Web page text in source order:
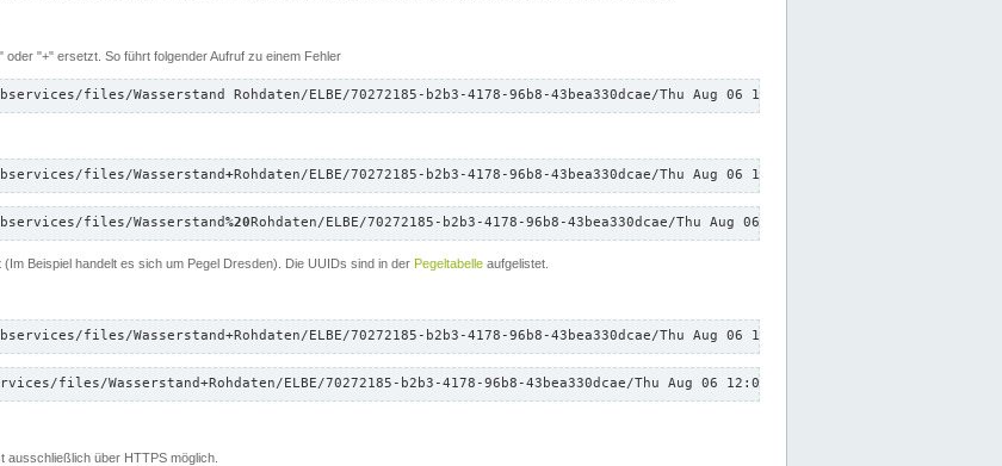
"+" ersetzt. So führt folgender Aufruf zu einem Fehler
files/Wasserstand Rohdaten/ELBE/70272185-b2b3-4178-96b8-43bea330dcae/Thu Aug 06 12:08:21 CEST 2026/down.txt"
files/Wasserstand+Rohdaten/ELBE/70272185-b2b3-4178-96b8-43bea330dcae/Thu Aug 06 12:08:21 CEST 2026/down.txt"
files/Wasserstand%20Rohdaten/ELBE/70272185-b2b3-4178-96b8-43bea330dcae/Thu Aug 06 12:08:21 CEST 2026/down.txt"
Beispiel handelt es sich um Pegel Dresden). Die UUIDs sind in der Pegeltabelle aufgelistet.
files/Wasserstand+Rohdaten/ELBE/70272185-b2b3-4178-96b8-43bea330dcae/Thu Aug 06 12:08:21 CEST 2026/down.txt"
files/Wasserstand+Rohdaten/ELBE/70272185-b2b3-4178-96b8-43bea330dcae/Thu Aug 06 12:08:21 CEST 2026/down.txt"
ausschließlich über HTTPS möglich.